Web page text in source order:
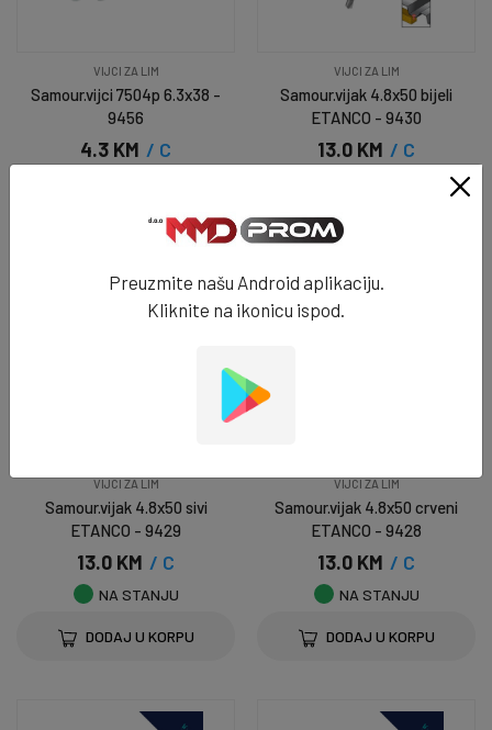
VIJCI ZA LIM
Samour.vijci 7504p 6.3x38 -
9456
4.3 KM / C
DODAJ U KORPU
VIJCI ZA LIM
Samour.vijak 4.8x50 bijeli
ETANCO - 9430
13.0 KM / C
DODAJ U KORPU
VIJCI ZA LIM
Samour.vijak 4.8x50 sivi
ETANCO - 9429
13.0 KM / C
NA STANJU
DODAJ U KORPU
VIJCI ZA LIM
Samour.vijak 4.8x50 crveni
ETANCO - 9428
13.0 KM / C
NA STANJU
DODAJ U KORPU
Preuzmite našu Android aplikaciju.
Kliknite na ikonicu ispod.